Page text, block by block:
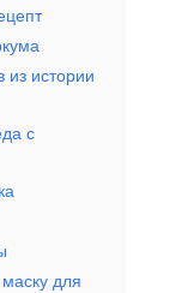
из истории
с
для